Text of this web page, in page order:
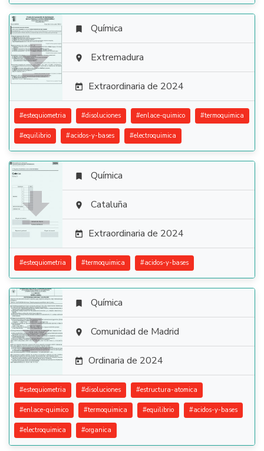

 Química
 Extremadura
 Extraordinaria de 2024
#estequiometria #disoluciones #enlace-quimico #termoquimica
#equilibrio #acidos-y-bases #electroquimica

 Química
 Cataluña
 Extraordinaria de 2024
#estequiometria #termoquimica #acidos-y-bases

 Química
 Comunidad de Madrid
 Ordinaria de 2024
#estequiometria #disoluciones #estructura-atomica
#enlace-quimico #termoquimica #equilibrio #acidos-y-bases
#electroquimica #organica